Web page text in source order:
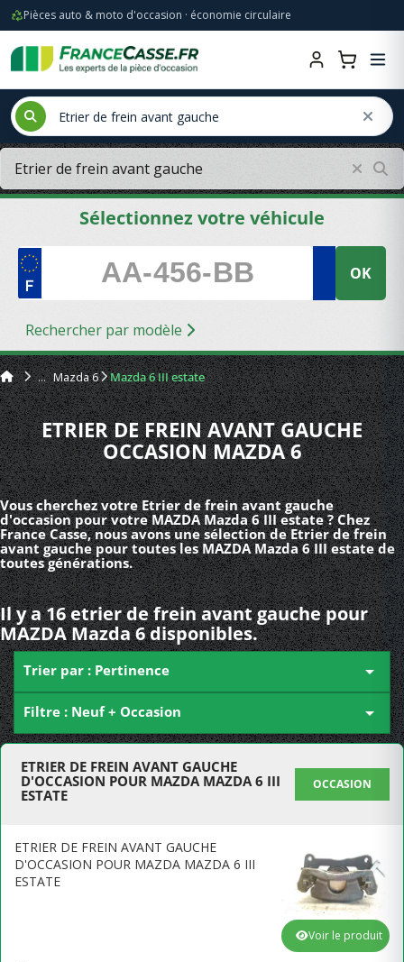
Pièces auto & moto d'occasion · économie circulaire
Sélectionnez votre véhicule
OK
Rechercher par modèle
Mazda 6 Mazda 6 III estate
ETRIER DE FREIN AVANT GAUCHE
OCCASION MAZDA 6
Vous cherchez votre Etrier de frein avant gauche
d'occasion pour votre MAZDA Mazda 6 III estate ? Chez
France Casse, nous avons une sélection de Etrier de frein
avant gauche pour toutes les MAZDA Mazda 6 III estate de
toutes générations.
Il y a 16 etrier de frein avant gauche pour
MAZDA Mazda 6 disponibles.
Trier par : Pertinence 
Filtre : Neuf + Occasion 
ETRIER DE FREIN AVANT GAUCHE
D'OCCASION POUR MAZDA MAZDA 6 III
ESTATE
OCCASION
ETRIER DE FREIN AVANT GAUCHE
D'OCCASION POUR MAZDA MAZDA 6 III
ESTATE
Voir le produit